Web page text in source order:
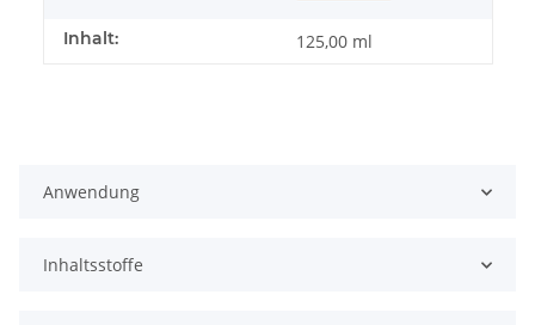
Inhalt: 125,00 ml
Anwendung
Inhaltsstoffe